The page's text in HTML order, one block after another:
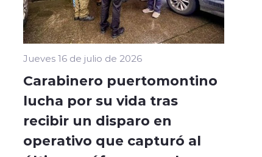
Jueves 16 de julio de 2026
Carabinero puertomontino
lucha por su vida tras
recibir un disparo en
operativo que capturó al